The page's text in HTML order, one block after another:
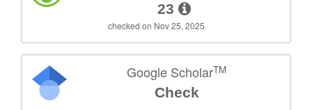
23
checked on Nov 25, 2025
Google ScholarTM
Check